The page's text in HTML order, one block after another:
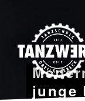
junge